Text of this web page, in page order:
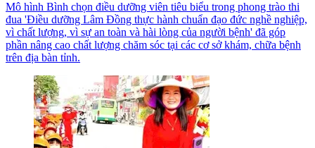
Mô hình Bình chọn điều dưỡng viên tiêu biểu trong phong trào thi
đua 'Điều dưỡng Lâm Đồng thực hành chuẩn đạo đức nghề nghiệp,
vì chất lượng, vì sự an toàn và hài lòng của người bệnh' đã góp
phần nâng cao chất lượng chăm sóc tại các cơ sở khám, chữa bệnh
trên địa bàn tỉnh.